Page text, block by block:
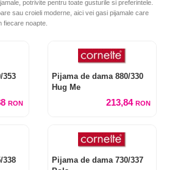
potrivite pentru toate gusturile si preferintele.
sau croieli moderne, aici vei gasi pijamale care
fiecare noapte.
353
RON
Pijama de dama 880/330
Hug Me
213,84 RON
338
Pijama de dama 730/337